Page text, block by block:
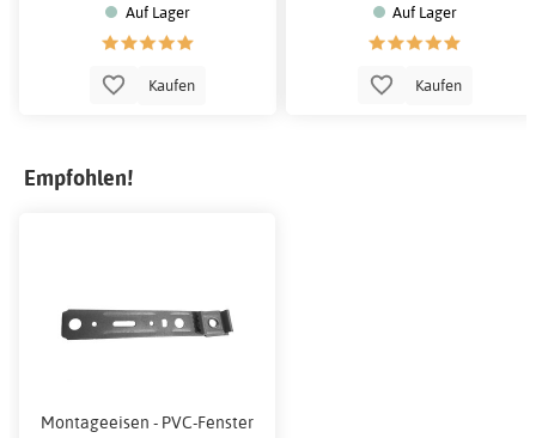
Auf Lager
Kaufen
Auf Lager
Kaufen
Empfohlen!
Montageeisen - PVC-Fenster